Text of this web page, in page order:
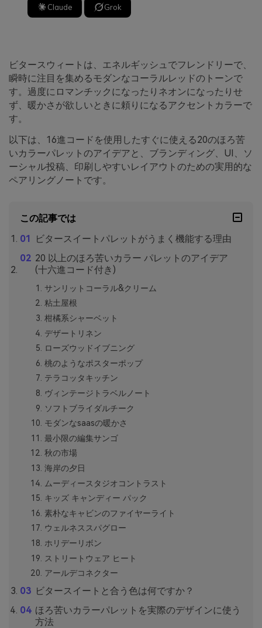
Claude Grok
ビタースウィートは、エネルギッシュでフレンドリーで、
瞬時に注目を集めるモダンなコーラルレッドのトーンで
す。過度にロマンチックになったりネオンになったりせ
ず、暖かさが欲しいときに頼りになるアクセントカラーで
す。
以下は、16進コードを使用したすぐに使える20のほろ苦
いカラーパレットのアイデアと、ブランディング、UI、ソ
ーシャル投稿、印刷しやすいレイアウトのための実用的な
ペアリングノートです。
この記事では
ビタースイートパレットがうまく機能する理由
20 以上のほろ苦いカラー パレットのアイデア
(十六進コード付き)
サンリットコーラル&クリーム
粘土屋根
柑橘系シャーベット
デザートリネン
ローズウッドイブニング
桃のようなポスターポップ
テラコッタキッチン
ヴィンテージトラベルノート
ソフトブライダルチーク
モダンなsaasの暖かさ
最小限の編集サンゴ
秋の市場
海岸の夕日
ムーディースタジオコントラスト
キッズ キャンディー パック
素朴なキャビンのファイヤーライト
ウェルネススパグロー
ホリデーリボン
ストリートウェア ヒート
アールデコネクター
ビタースイートと合う色は何ですか？
ほろ苦いカラーパレットを実際のデザインに使う
方法